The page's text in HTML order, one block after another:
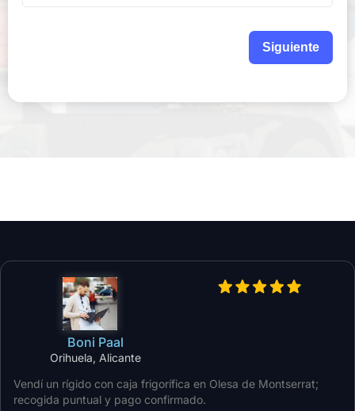
Siguiente
Boni Paal
Orihuela, Alicante
Vendí un rígido con caja frigorífica en Olesa de Montserrat;
recogida puntual y pago confirmado.